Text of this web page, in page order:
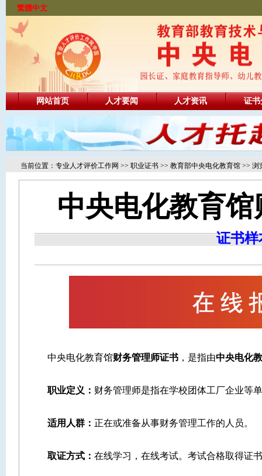
繁體中文
网站首页 人才要闻 人才资讯 证书
当前位置： 专业人才评价工作网 >> 职业证书 >> 教育部中央电化教育馆 >> 浏
中央电化教育
证书样
中央电化教育馆财务管理师证书，是指由中央电化
职业定义： 财务管理师是指在学校团体工厂企业等
适用人群： 正在或准备从事财务管理工作的人员。
取证方式： 在线学习，在线考试。考试合格取得证